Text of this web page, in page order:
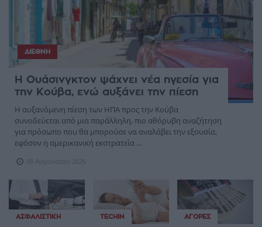
ΔΙΕΘΝΉ
Η Ουάσινγκτον ψάχνει νέα ηγεσία για
την Κούβα, ενώ αυξάνει την πίεση
Η αυξανόμενη πίεση των ΗΠΑ προς την Κούβα
συνοδεύεται από μια παράλληλη, πιο αθόρυβη αναζήτηση
για πρόσωπο που θα μπορούσε να αναλάβει την εξουσία,
εφόσον η αμερικανική εκστρατεία ...
08 Αυγούστου 2026
ΑΣΦΑΛΙΣΤΙΚΉ TECHIN ΑΓΟΡΈΣ